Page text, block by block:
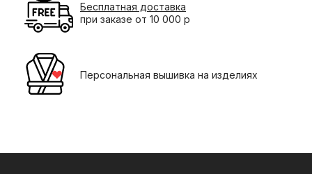
Бесплатная доставка
при заказе от 10 000 р
Персональная вышивка на изделиях